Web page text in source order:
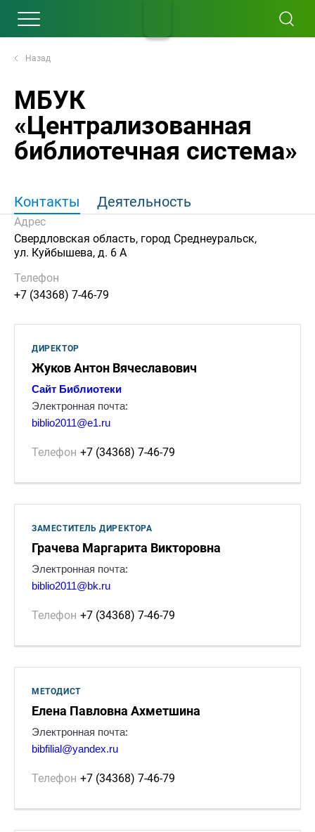
Назад
МБУК
«Централизованная
библиотечная система»‎
Контакты Деятельность
Адрес
Свердловская область, город Среднеуральск,
ул. Куйбышева, д. 6 А
Телефон
+7 (34368) 7-46-79
ДИРЕКТОР
Жуков Антон Вячеславович
Сайт Библиотеки
Электронная почта:
biblio2011@e1.ru
Телефон +7 (34368) 7-46-79
ЗАМЕСТИТЕЛЬ ДИРЕКТОРА
Грачева Маргарита Викторовна
Электронная почта:
biblio2011@bk.ru
Телефон +7 (34368) 7-46-79
МЕТОДИСТ
Елена Павловна Ахметшина
Электронная почта:
bibfilial@yandex.ru
Телефон +7 (34368) 7-46-79